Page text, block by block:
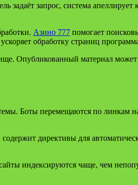
задаёт запрос, система
Азино 777 помогает
обработку страниц
Опубликованный материал может
Боты перемещаются по линкам
директивы для
индексируются чаще, чем